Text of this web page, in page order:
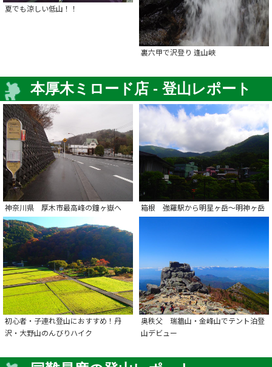
夏でも涼しい低山！！
裏六甲で沢登り 逢山峡
本厚木ミロード店 - 登山レポート
神奈川県 厚木市最高峰の鐘ヶ嶽へ 箱根 強羅駅から明星ヶ岳～明神ヶ岳
初心者・子連れ登山におすすめ！丹
沢・大野山のんびりハイク
奥秩父 瑞牆山・金峰山でテント泊登
山デビュー